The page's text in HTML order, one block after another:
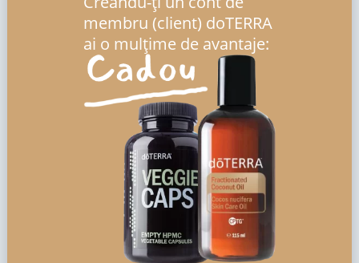
membru (client) doTERRA
ai o mulțime de avantaje: